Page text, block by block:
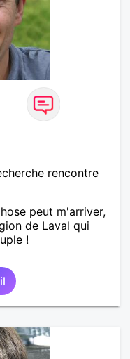
rencontre
peut m'arriver,
de Laval qui
!